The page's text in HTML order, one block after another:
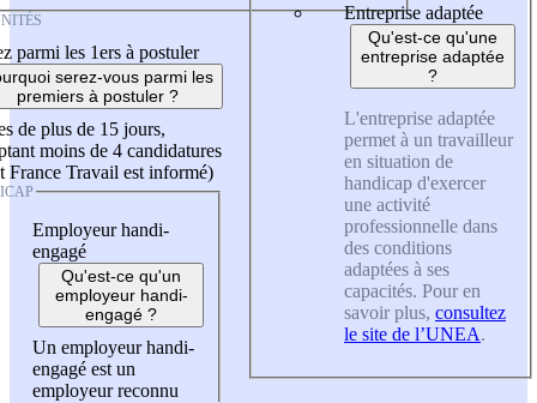
parmi les 1ers à postuler
serez-vous parmi les
premiers à postuler ?
de plus de 15 jours,
moins de 4 candidatures
France Travail est informé)
Employeur handi-
engagé
Qu'est-ce qu'un
employeur handi-
engagé ?
Un employeur handi-
engagé est un
employeur reconnu
Entreprise adaptée
Qu'est-ce qu'une
entreprise adaptée
?
L'entreprise adaptée
permet à un travailleur
en situation de
handicap d'exercer
une activité
professionnelle dans
des conditions
adaptées à ses
capacités. Pour en
savoir plus, consultez
le site de l’UNEA.